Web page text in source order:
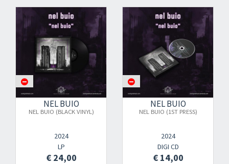
NEL BUIO
NEL BUIO (BLACK VINYL)
2024
LP
€ 24,00
NEL BUIO
NEL BUIO (1ST PRESS)
2024
DIGI CD
€ 14,00